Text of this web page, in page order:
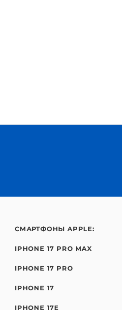
СМАРТФОНЫ APPLE:
IPHONE 17 PRO MAX
IPHONE 17 PRO
IPHONE 17
IPHONE 17E